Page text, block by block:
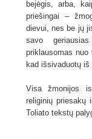
bejėgis, arba,
priešingai –
dievui, nes be jų
savo
priklausomas nuo
kad išsivaduotų iš
Visa žmonijos
religinių
Toliato tekstų